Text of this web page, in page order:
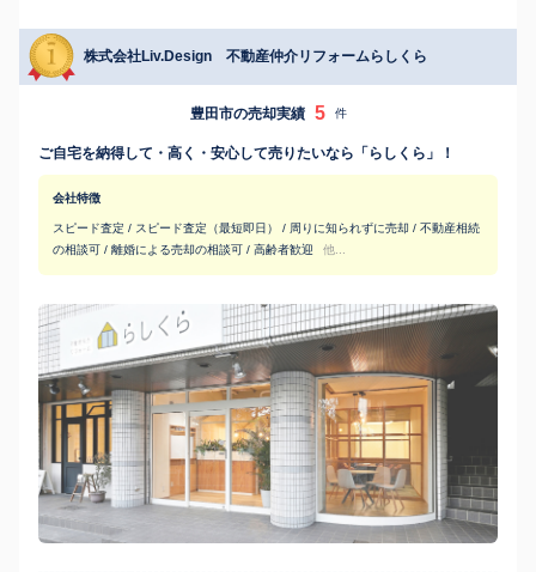
株式会社Liv.Design 不動産仲介リフォームらしくら
豊田市の売却実績 5 件
ご自宅を納得して・高く・安心して売りたいなら「らしくら」！
会社特徴
スピード査定 / スピード査定（最短即日） / 周りに知られずに売却 / 不動産相続
の相談可 / 離婚による売却の相談可 / 高齢者歓迎
他...